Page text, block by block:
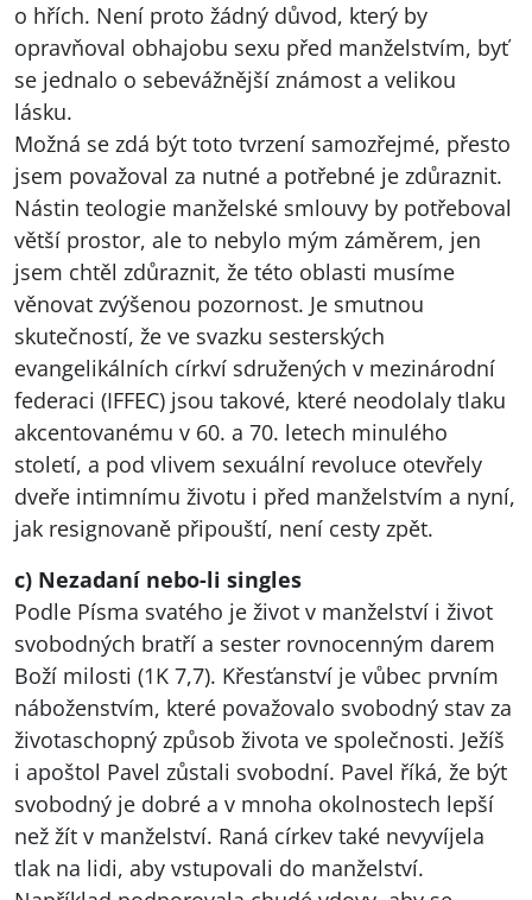
o hřích. Není proto žádný důvod, který by
opravňoval obhajobu sexu před manželstvím, byť
se jednalo o sebevážnější známost a velikou
lásku.
Možná se zdá být toto tvrzení samozřejmé, přesto
jsem považoval za nutné a potřebné je zdůraznit.
Nástin teologie manželské smlouvy by potřeboval
větší prostor, ale to nebylo mým záměrem, jen
jsem chtěl zdůraznit, že této oblasti musíme
věnovat zvýšenou pozornost. Je smutnou
skutečností, že ve svazku sesterských
evangelikálních církví sdružených v mezinárodní
federaci (IFFEC) jsou takové, které neodolaly tlaku
akcentovanému v 60. a 70. letech minulého
století, a pod vlivem sexuální revoluce otevřely
dveře intimnímu životu i před manželstvím a nyní,
jak resignovaně připouští, není cesty zpět.
c) Nezadaní nebo-li singles
Podle Písma svatého je život v manželství i život
svobodných bratří a sester rovnocenným darem
Boží milosti (1K 7,7). Křesťanství je vůbec prvním
náboženstvím, které považovalo svobodný stav za
životaschopný způsob života ve společnosti. Ježíš
i apoštol Pavel zůstali svobodní. Pavel říká, že být
svobodný je dobré a v mnoha okolnostech lepší
než žít v manželství. Raná církev také nevyvíjela
tlak na lidi, aby vstupovali do manželství.